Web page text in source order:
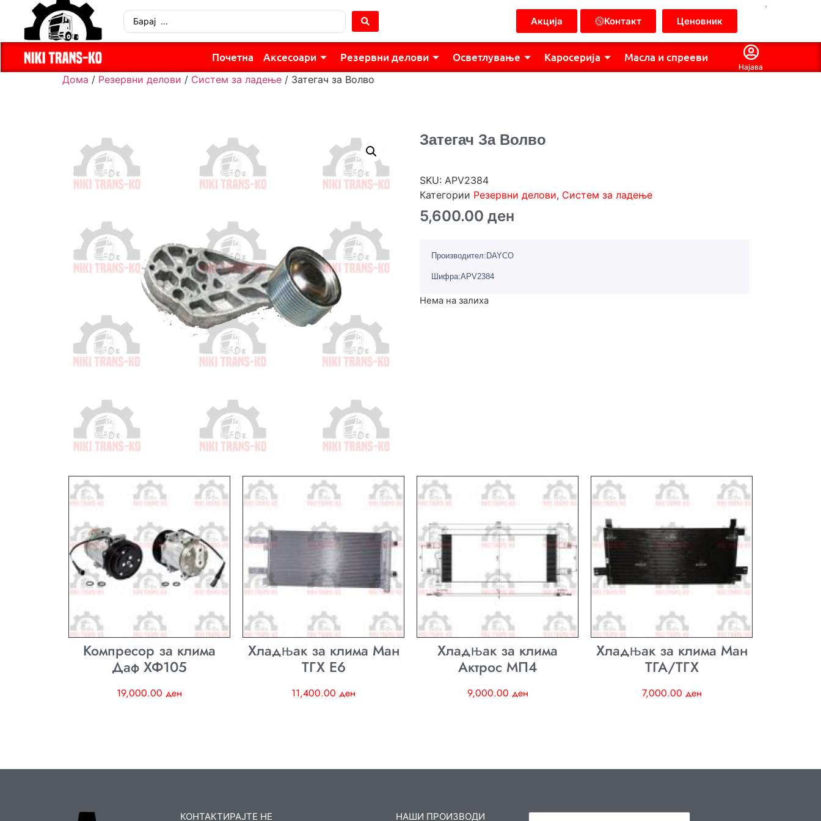
Акција Контакт Ценовник
.
Почетна Аксесоари Резервни делови Осветлување Каросерија Масла и спрееви
Најава
Дома / Резервни делови / Систем за ладење / Затегач за Волво
Затегач За Волво
SKU: APV2384
Категории Резервни делови, Систем за ладење
5,600.00 ден
Производител:DAYCO
Шифра:APV2384
Нема на залиха
Компресор за клима
Даф ХФ105
19,000.00 ден
Хладњак за клима Ман
ТГХ E6
11,400.00 ден
Хладњак за клима
Актрос МП4
9,000.00 ден
Хладњак за клима Ман
ТГА/ТГХ
7,000.00 ден
КОНТАКТИРАЈТЕ НЕ НАШИ ПРОИЗВОДИ